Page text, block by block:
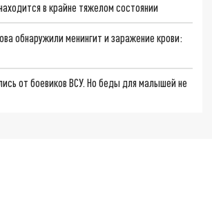
в крайне тяжелом состоянии
обнаружили менингит и заражение крови:
от боевиков ВСУ. Но беды для малышей не